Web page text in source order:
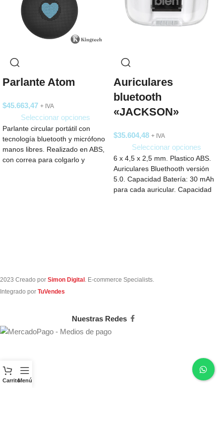
Parlante Atom
$45.663,47 + IVA
Seleccionar opciones
Parlante circular portátil con
tecnología bluetooth y micrófono
manos libres. Realizado en ABS,
con correa para colgarlo y
Auriculares
bluetooth
«JACKSON»
$35.604,48 + IVA
Seleccionar opciones
6 x 4,5 x 2,5 mm. Plastico ABS.
Auriculares Bluethooth versión
5.0. Capacidad Batería: 30 mAh
para cada auricular. Capacidad
2023 Creado por Simon Digital . E-commerce Specialists.
Integrado por TuVendes
Nuestras Redes
CarritoMenú